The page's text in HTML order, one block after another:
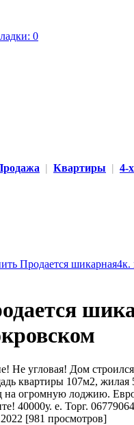
0
| Квартиры | 4-
Не угловая! Дом
квартиры 107м2, жилая
на огромную лоджию.
40000у. е. Торг.
[981 просмотров]